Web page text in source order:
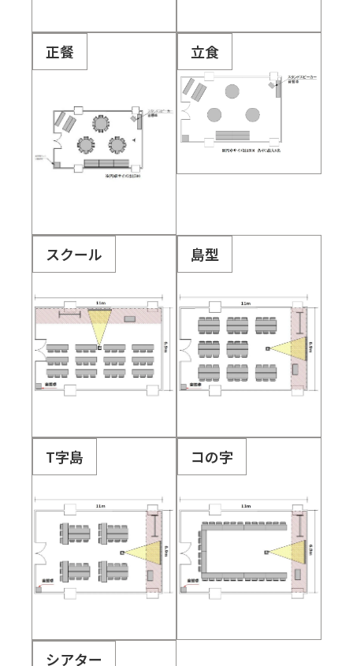
正餐 立食
スクール 島型
T字島 コの字
シアター